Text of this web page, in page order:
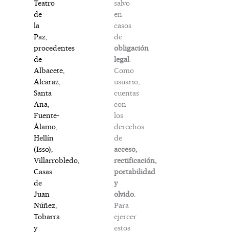
Teatro
de
la
Paz,
procedentes
de
Albacete,
Alcaraz,
Santa
Ana,
Fuente-
Álamo,
Hellín
(Isso),
Villarrobledo,
Casas
de
Juan
Núñez,
Tobarra
y
salvo
en
casos
de
obligación
legal
Como
usuario,
cuentas
con
los
derechos
de
acceso,
rectificación,
portabilidad
y
olvido
Para
ejercer
estos